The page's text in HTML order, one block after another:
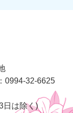
0994-32-6625
日は除く)